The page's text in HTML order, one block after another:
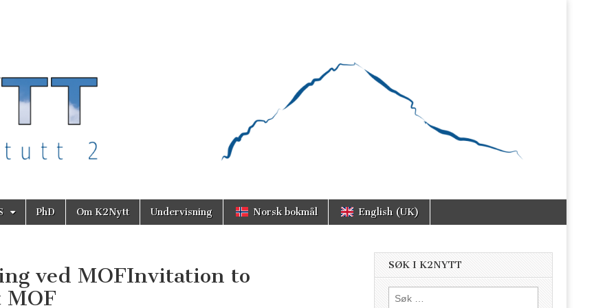
PhD Om K2Nytt Undervisning Norsk bokmål English (UK)
ved MOFInvitation to
MOF
SØK I K2NYTT
Søk